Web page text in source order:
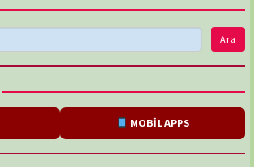
Ara
MOBİL APPS